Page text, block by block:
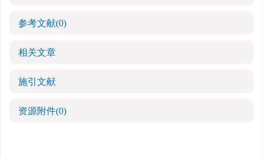
参考文献(0)
相关文章
施引文献
资源附件(0)